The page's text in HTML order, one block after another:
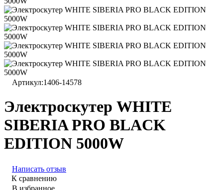
Артикул:1406-14578
Электроскутер WHITE
SIBERIA PRO BLACK
EDITION 5000W
Написать отзыв
К сравнению
В избранное